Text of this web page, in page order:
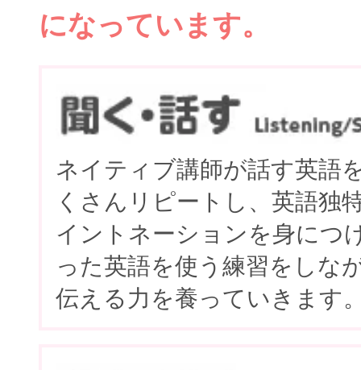
になっています。
ネイティブ講師が話す英語
くさんリピートし、英語独
イントネーションを身につ
った英語を使う練習をしな
伝える力を養っていきます